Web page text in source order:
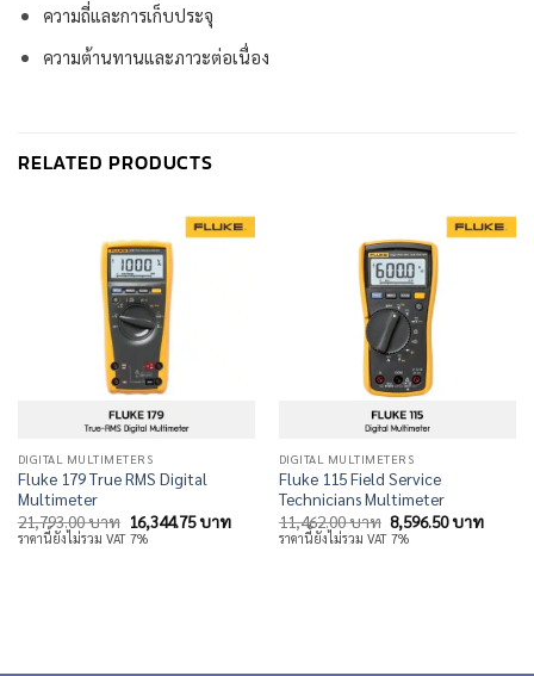
ความถี่และการเก็บประจุ
ความต้านทานและภาวะต่อเนื่อง
RELATED PRODUCTS
DIGITAL MULTIMETERS
Fluke 179 True RMS Digital
Multimeter
21,793.00บาท Original
price
was:
16,344.75บาทCurrent
price
ราคานี้ยังไม่รวม VAT 7%
DIGITAL MULTIMETERS
Fluke 115 Field Service
Technicians Multimeter
11,462.00บาท Original
price
was:
8,596.50บาท
price
ราคานี้ยังไม่รวม VAT 7%